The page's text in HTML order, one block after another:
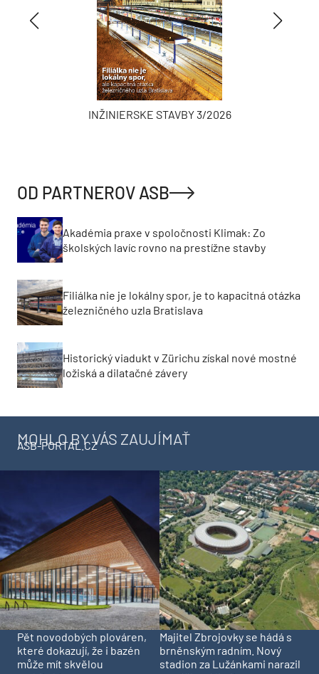
INŽINIERSKE STAVBY 3/2026
OD PARTNEROV ASB
Akadémia praxe v spoločnosti Klimak: Zo
školských lavíc rovno na prestížne stavby
Filiálka nie je lokálny spor, je to kapacitná otázka
železničného uzla Bratislava
Historický viadukt v Zürichu získal nové mostné
ložiská a dilatačné závery
MOHLO BY VÁS ZAUJÍMAŤ
ASB-PORTAL.CZ
Pět novodobých plováren,
které dokazují, že i bazén
může mít skvělou
Majitel Zbrojovky se hádá s
brněnským radním. Nový
stadion za Lužánkami narazil